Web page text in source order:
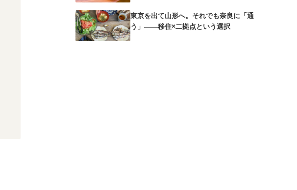
東京を出て山形へ。それでも奈良に「通
う」——移住×二拠点という選択